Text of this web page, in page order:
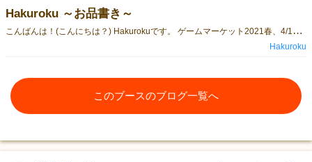
Hakuroku ～お品書き～
こ
んばんは！(こんにちは？) Hakurokuです。 ゲームマーケット2021春、4/10(土)・11(日)両日参加いたします。 ブース：「シ02」 以下、お品書きです～。 「よくばりハンターズ！」 ゲームページはこちら https://gamemarket.jp/game/145754 「箱庭キングス」 ゲームページはこちら https://gamemarket.jp/game/177505 当日はそれぞれのゲームに関連したフィギュア(自主制作)も一緒に展示いたします。 ぜひブースにお越しいただけたら嬉しいです～！ それでは、よろしくお願いします～～！！
Hakuroku
このブースのブログ一覧へ